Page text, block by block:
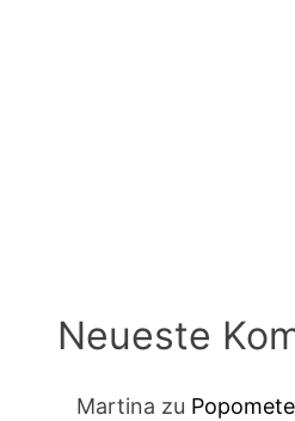
Neueste
Martina zu